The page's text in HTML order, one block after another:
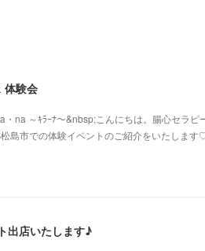
体験会
na ～ｷﾗｰﾅ～&nbsp;こんにちは。腸心セラピ
島市での体験イベントのご紹介をいたします
出店いたします♪